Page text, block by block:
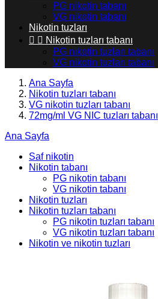
PG nikotin tabanı
VG nikotin tabanı
Nikotin tuzları
  Nikotin tuzları tabanı
PG nikotin tuzları tabanı
VG nikotin tuzları tabanı
Ana Sayfa
Nikotin tuzları tabanı
VG nikotin tuzları tabanı
72mg/ml VG NIC tuzları tabanı
Ana Sayfa
Saf nikotin
Nikotin tabanı
PG nikotin tabanı
VG nikotin tabanı
Nikotin tuzları
Nikotin tuzları tabanı
PG nikotin tuzları tabanı
VG nikotin tuzları tabanı
Nikotin ve nikotin tuzları